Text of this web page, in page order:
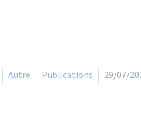
Autre Publications 29/07/